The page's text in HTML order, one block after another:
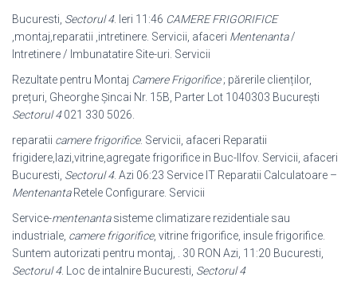
Bucuresti, Sectorul 4. Ieri 11:46 CAMERE FRIGORIFICE
,montaj,reparatii ,intretinere. Servicii, afaceri Mentenanta/
Intretinere / Imbunatatire Site-uri. Servicii
Rezultate pentru Montaj Camere Frigorifice; părerile clienților,
prețuri, Gheorghe Şincai Nr. 15B, Parter Lot 1040303 Bucureşti
Sectorul 4021 330 5026.
reparatii camere frigorifice. Servicii, afaceri Reparatii
frigidere,lazi,vitrine,agregate frigorifice in Buc-Ilfov. Servicii, afaceri
Bucuresti, Sectorul 4. Azi 06:23 Service IT Reparatii Calculatoare –
MentenantaRetele Configurare. Servicii
Service-mentenantasisteme climatizare rezidentiale sau
industriale, camere frigorifice, vitrine frigorifice, insule frigorifice.
Suntem autorizati pentru montaj, . 30 RON Azi, 11:20 Bucuresti,
Sectorul 4. Loc de intalnire Bucuresti, Sectorul 4